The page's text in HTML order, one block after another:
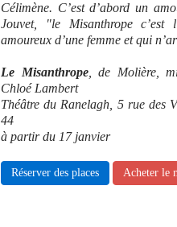
Célimène. C’est d’abord un
Jouvet, "le Misanthrope c’est
amoureux d’une femme et qui
Le Misanthrope, de Molière,
Chloé Lambert
Théâtre du Ranelagh, 5 rue des
44
à partir du 17 janvier
Réserver des places Acheter le